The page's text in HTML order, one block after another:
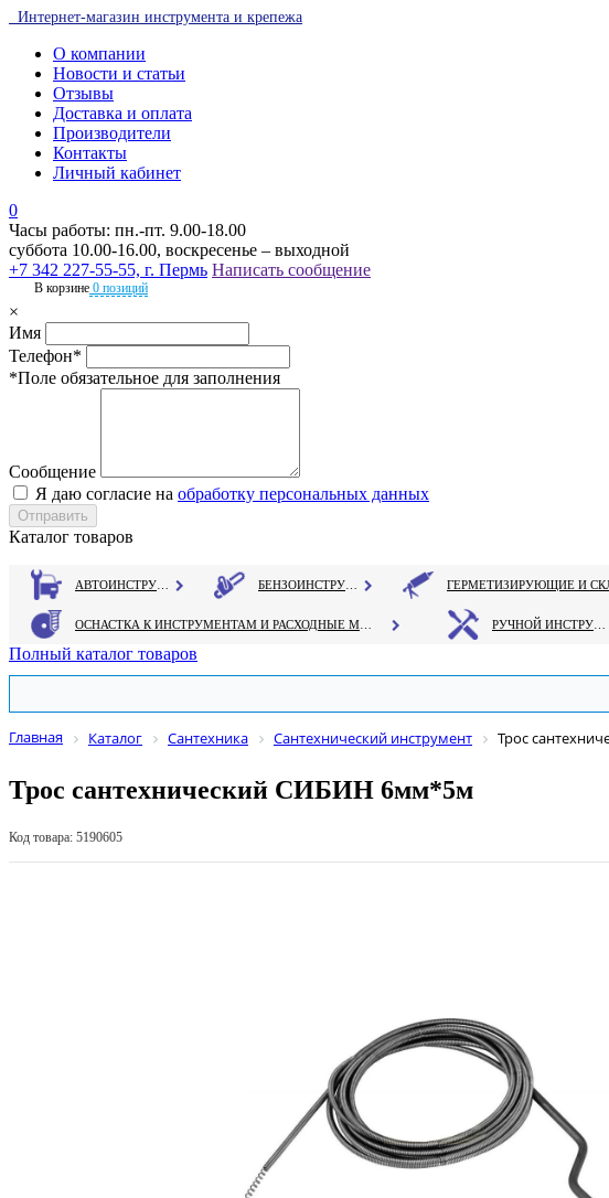
Интернет-магазин инструмента и крепежа
О компании
Новости и статьи
Отзывы
Доставка и оплата
Производители
Контакты
Личный кабинет
0
Часы работы: пн.-пт. 9.00-18.00
суббота 10.00-16.00, воскресенье – выходной
+7 342 227-55-55, г. Пермь Написать сообщение
В корзине 0 позиций
×
Имя
Телефон*
*Поле обязательное для заполнения
Сообщение
Я даю согласие на обработку персональных данных
Каталог товаров
Полный каталог товаров
Главная Каталог Сантехника Сантехнический инструмент Трос
Трос сантехнический СИБИН 6мм*5м
Код товара: 5190605